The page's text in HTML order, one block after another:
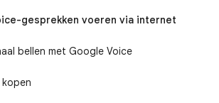
gesprekken voeren via internet
bellen met Google Voice